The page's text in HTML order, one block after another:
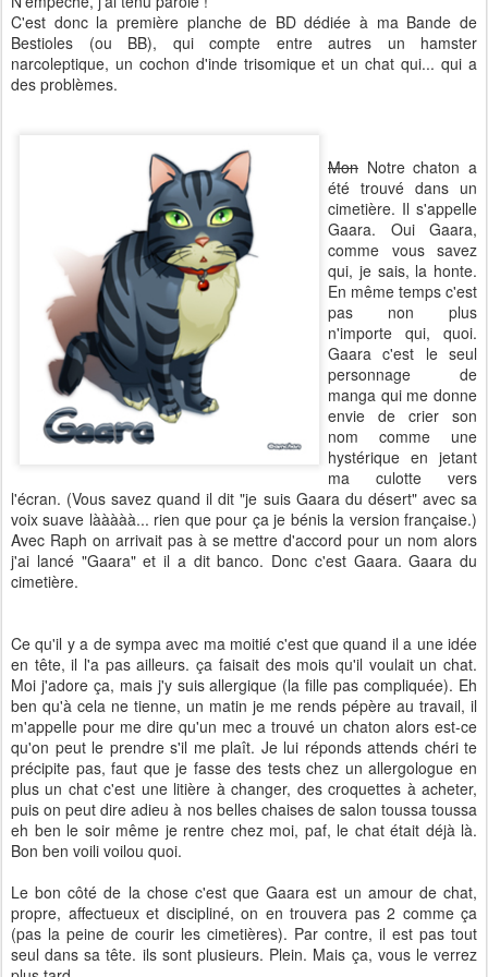
C'est donc la première planche de BD dédiée à ma Bande de
Bestioles (ou BB), qui compte entre autres un hamster
narcoleptique, un cochon d'inde trisomique et un chat qui... qui a
des problèmes.
Mon Notre chaton a
été trouvé dans un
cimetière. Il s'appelle
Gaara. Oui Gaara,
comme vous savez
qui, je sais, la honte.
En même temps c'est
pas non plus
n'importe qui, quoi.
Gaara c'est le seul
personnage de
manga qui me donne
envie de crier son
nom comme une
hystérique en jetant
ma culotte vers
l'écran. (Vous savez quand il dit "je suis Gaara du désert" avec sa
voix suave lààààà... rien que pour ça je bénis la version française.)
Avec Raph on arrivait pas à se mettre d'accord pour un nom alors
j'ai lancé "Gaara" et il a dit banco. Donc c'est Gaara. Gaara du
cimetière.
Ce qu'il y a de sympa avec ma moitié c'est que quand il a une idée
en tête, il l'a pas ailleurs. ça faisait des mois qu'il voulait un chat.
Moi j'adore ça, mais j'y suis allergique (la fille pas compliquée). Eh
ben qu'à cela ne tienne, un matin je me rends pépère au travail, il
m'appelle pour me dire qu'un mec a trouvé un chaton alors est-ce
qu'on peut le prendre s'il me plaît. Je lui réponds attends chéri te
précipite pas, faut que je fasse des tests chez un allergologue en
plus un chat c'est une litière à changer, des croquettes à acheter,
puis on peut dire adieu à nos belles chaises de salon toussa toussa
eh ben le soir même je rentre chez moi, paf, le chat était déjà là.
Bon ben voili voilou quoi.
Le bon côté de la chose c'est que Gaara est un amour de chat,
propre, affectueux et discipliné, on en trouvera pas 2 comme ça
(pas la peine de courir les cimetières). Par contre, il est pas tout
seul dans sa tête. ils sont plusieurs. Plein. Mais ça, vous le verrez